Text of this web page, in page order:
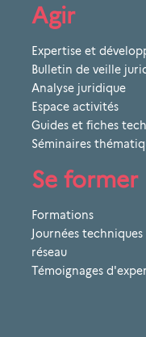
Agir
Expertise et
Bulletin de veille
Analyse juridique
Espace activités
Guides et fiches
Séminaires
Se former
Formations
Journées techniques
réseau
Témoignages